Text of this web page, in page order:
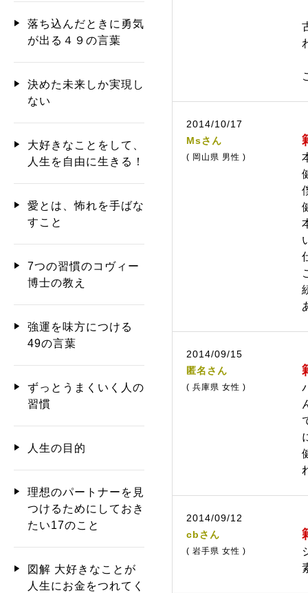
2014/10/17
Msさん
( 岡山県 男性 )
2014/09/15
匿名さん
( 兵庫県 女性 )
2014/09/12
cbさん
( 岩手県 女性 )
落ち込んだときに勇気
が出る４９の言葉
決めた未来しか実現し
ない
大好きなことをして、
人生を自由に生きる！
愛とは、怖れを手ばな
すこと
7つの習慣のコヴィー
博士の教え
強運を味方につける
49の言葉
ずっとうまくいく人の
習慣
人生の目的
理想のパートナーを見
つけるためにしておき
たい17のこと
図解 大好きなことが
人生にお金をつれてく